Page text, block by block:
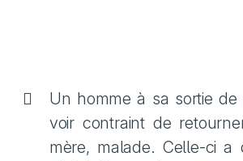
Un homme à sa sortie de
voir contraint de
mère, malade. Celle-ci a